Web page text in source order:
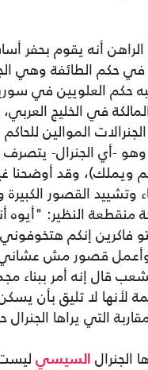
أنه يقوم بحفر
في حكم الطائفة وهي
حكم العلويين في
في الخليج العربي،
الموالين
وهو -أي الجنرال- يتصرف
ويملك)، وقد أوضحنا
القصور الكبيرة
منقطعة النظير: "أيوه
فاكرين إنكم
وأعمل قصور مش
قال إنه أمر
لأنها لا تليق بأن
التي يراها
الجنرال
السيسي